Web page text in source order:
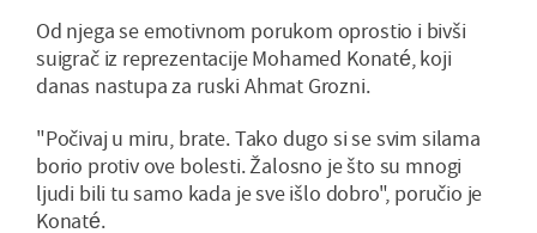
Od njega se emotivnom porukom oprostio i bivši
suigrač iz reprezentacije Mohamed Konaté, koji
danas nastupa za ruski Ahmat Grozni.
"Počivaj u miru, brate. Tako dugo si se svim silama
borio protiv ove bolesti. Žalosno je što su mnogi
ljudi bili tu samo kada je sve išlo dobro", poručio je
Konaté.